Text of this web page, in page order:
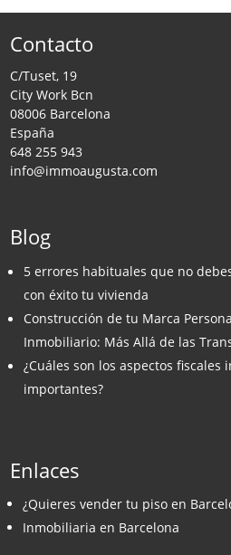
Contacto
C/Tuset, 19
City Work Bcn
08006 Barcelona
España
648 255 943
info@immoaugusta.com
Blog
5 errores habituales que no
con éxito tu vivienda
Construcción de tu Marca
Inmobiliario: Más Allá de las
¿Cuáles son los aspectos fiscales
importantes?
Enlaces
¿Quieres vender tu piso en
Inmobiliaria en Barcelona